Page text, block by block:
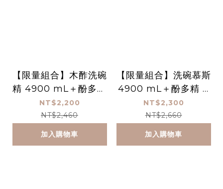
【限量組合】木酢洗碗
精 4900 mL＋酚多精
4900mL
NT$2,200
NT$2,460
加入購物車
【限量組合】洗碗慕斯
4900 mL＋酚多精 4
900mL
NT$2,300
NT$2,660
加入購物車